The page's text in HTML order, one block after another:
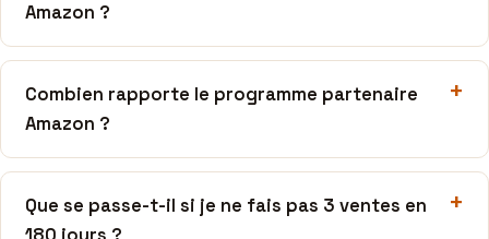
Amazon ?
Combien rapporte le programme partenaire
Amazon ?
Que se passe-t-il si je ne fais pas 3 ventes en